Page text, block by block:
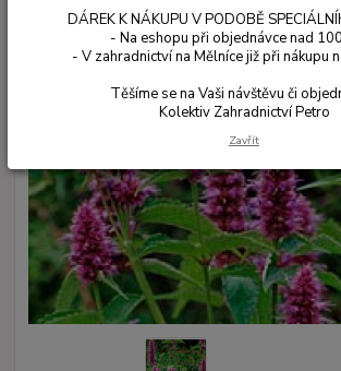
DÁREK K NÁKUPU V PODOBĚ
- Na eshopu při objednávce nad
- V zahradnictví na Mělníce již při nákupu
Těšíme se na Vaši návštěvu či
Kolektiv Zahradnictví Petro
Zavřít